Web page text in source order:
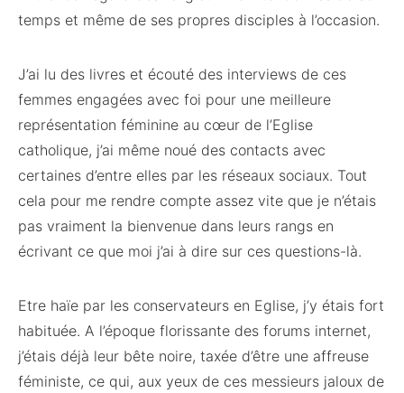
temps et même de ses propres disciples à l’occasion.
J’ai lu des livres et écouté des interviews de ces
femmes engagées avec foi pour une meilleure
représentation féminine au cœur de l’Eglise
catholique, j’ai même noué des contacts avec
certaines d’entre elles par les réseaux sociaux. Tout
cela pour me rendre compte assez vite que je n’étais
pas vraiment la bienvenue dans leurs rangs en
écrivant ce que moi j’ai à dire sur ces questions-là.
Etre haïe par les conservateurs en Eglise, j’y étais fort
habituée. A l’époque florissante des forums internet,
j’étais déjà leur bête noire, taxée d’être une affreuse
féministe, ce qui, aux yeux de ces messieurs jaloux de